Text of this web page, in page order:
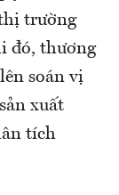
trường
đó, thương
soán vị
xuất
tích